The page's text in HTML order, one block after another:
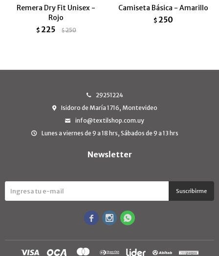
Remera Dry Fit Unisex -
Rojo
$ 225 $250
Camiseta Básica - Amarillo
$ 250
29251224
Isidoro de María 1716, Montevideo
info@textilshop.com.uy
Lunes a viernes de 9 a 18 hrs, Sábados de 9 a 13 hrs
Newsletter
Suscribirme
  